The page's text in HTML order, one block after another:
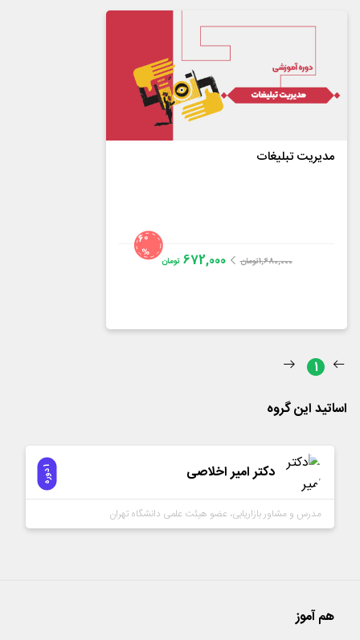
مدیریت تبلیغات
60
%
1,680,000تومان 672,000 تومان
1
اساتید این گروه
1
د
و
ر
ه دکتر امیر اخلاصی
مدرس و مشاور بازاریابی، عضو هیئت علمی دانشگاه تهران
هم آموز